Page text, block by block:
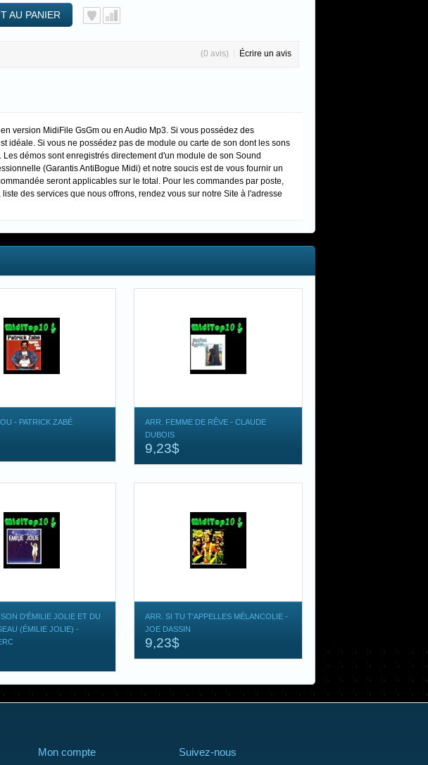
AU PANIER
(0 avis) Écrire un avis
version MidiFile GsGm ou en Audio Mp3. Si vous possédez des
idéale. Si vous ne possédez pas de module ou carte de son dont les sons
démos sont enregistrés directement d'un module de son Sound
(Garantis AntiBogue Midi) et notre soucis est de vous fournir un
seront applicables sur le total. Pour les commandes par poste,
des services que nous offrons, rendez vous sur notre Site à l'adresse
- PATRICK ZABÉ
ARR. FEMME DE RÊVE - CLAUDE
DUBOIS
9,23$
D'ÉMILIE JOLIE ET DU
(ÉMILIE JOLIE) -
ARR. SI TU T'APPELLES MÉLANCOLIE -
JOE DASSIN
9,23$
Mon compte Suivez-nous